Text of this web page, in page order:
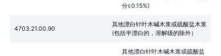
分≦0.15%)
4703.21.00.90
其他漂白针叶木碱木浆或硫酸盐木浆
(包括半漂白的，溶解级的除外）
其他漂白针叶木碱木浆或硫酸盐